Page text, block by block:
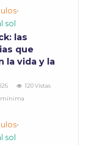
•
sol
las
que
la vida y la
120 Vistas
mínima
•
sol